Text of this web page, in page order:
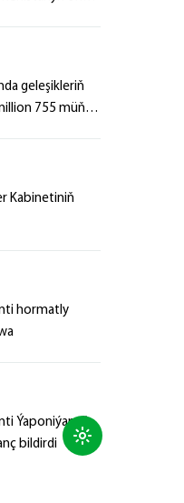
geleşikleriň
755 müň
Kabinetiniň
hormatly
Ýaponiýanyň
bildirdi